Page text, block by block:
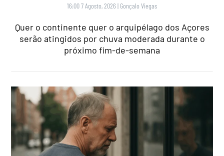
16:00 7 Agosto, 2026 | Gonçalo Viegas
Quer o continente quer o arquipélago dos Açores
serão atingidos por chuva moderada durante o
próximo fim-de-semana